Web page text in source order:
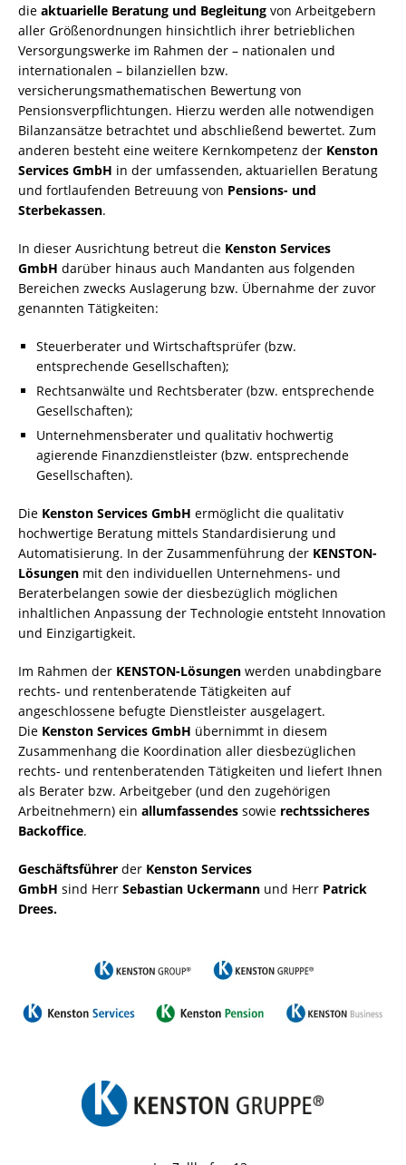
die aktuarielle Beratung und Begleitung von Arbeitgebern
aller Größenordnungen hinsichtlich ihrer betrieblichen
Versorgungswerke im Rahmen der – nationalen und
internationalen – bilanziellen bzw.
versicherungsmathematischen Bewertung von
Pensionsverpflichtungen. Hierzu werden alle notwendigen
Bilanzansätze betrachtet und abschließend bewertet. Zum
anderen besteht eine weitere Kernkompetenz der Kenston
Services GmbH in der umfassenden, aktuariellen Beratung
und fortlaufenden Betreuung von Pensions- und
Sterbekassen.
In dieser Ausrichtung betreut die Kenston Services
GmbH darüber hinaus auch Mandanten aus folgenden
Bereichen zwecks Auslagerung bzw. Übernahme der zuvor
genannten Tätigkeiten:
Steuerberater und Wirtschaftsprüfer (bzw.
entsprechende Gesellschaften);
Rechtsanwälte und Rechtsberater (bzw. entsprechende
Gesellschaften);
Unternehmensberater und qualitativ hochwertig
agierende Finanzdienstleister (bzw. entsprechende
Gesellschaften).
Die Kenston Services GmbH ermöglicht die qualitativ
hochwertige Beratung mittels Standardisierung und
Automatisierung. In der Zusammenführung der KENSTON-
Lösungen mit den individuellen Unternehmens- und
Beraterbelangen sowie der diesbezüglich möglichen
inhaltlichen Anpassung der Technologie entsteht Innovation
und Einzigartigkeit.
Im Rahmen der KENSTON-Lösungen werden unabdingbare
rechts- und rentenberatende Tätigkeiten auf
angeschlossene befugte Dienstleister ausgelagert.
Die Kenston Services GmbH übernimmt in diesem
Zusammenhang die Koordination aller diesbezüglichen
rechts- und rentenberatenden Tätigkeiten und liefert Ihnen
als Berater bzw. Arbeitgeber (und den zugehörigen
Arbeitnehmern) ein allumfassendes sowie rechtssicheres
Backoffice.
Geschäftsführer der Kenston Services
GmbH sind Herr Sebastian Uckermann und Herr Patrick
Drees.